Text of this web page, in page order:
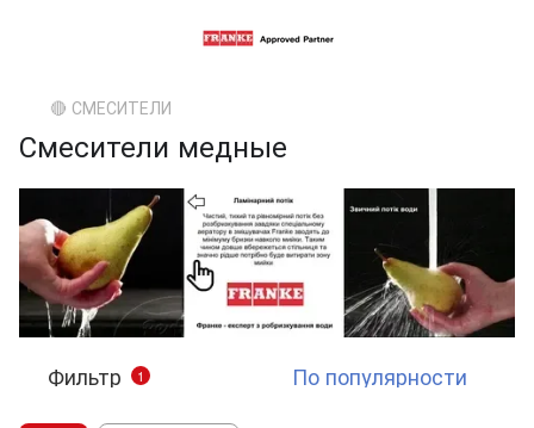
🔴 СМЕСИТЕЛИ
Смесители медные
Фильтр 1 По популярности